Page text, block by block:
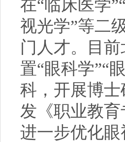
在“临床医学
视光学”等二
门人才。目
置“眼科学”“
科，开展博
发《职业教
进一步优化